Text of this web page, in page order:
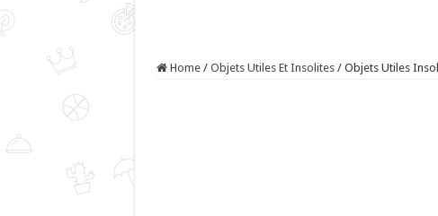
Home / Objets Utiles Et Insolites / Objets Utiles